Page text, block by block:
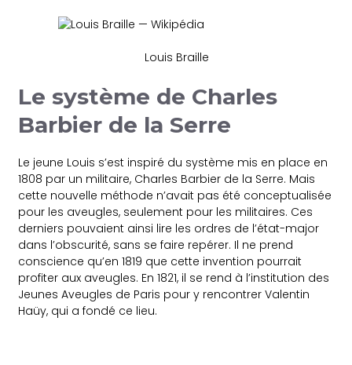
Louis Braille
Le système de Charles
Barbier de la Serre
Le jeune Louis s’est inspiré du système mis en place en
1808 par un militaire, Charles Barbier de la Serre. Mais
cette nouvelle méthode n’avait pas été conceptualisée
pour les aveugles, seulement pour les militaires. Ces
derniers pouvaient ainsi lire les ordres de l’état-major
dans l’obscurité, sans se faire repérer. Il ne prend
conscience qu’en 1819 que cette invention pourrait
profiter aux aveugles. En 1821, il se rend à l’institution des
Jeunes Aveugles de Paris pour y rencontrer Valentin
Haüy, qui a fondé ce lieu.